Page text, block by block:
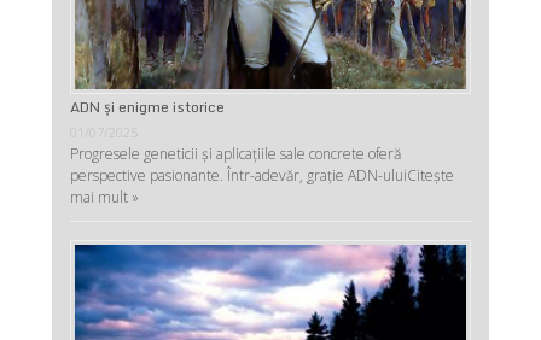
ADN şi enigme istorice
01/07/2025
Progresele geneticii şi aplicaţiile sale concrete oferă
perspective pasionante. Într-adevăr, graţie ADN-uluiCitește
mai mult »